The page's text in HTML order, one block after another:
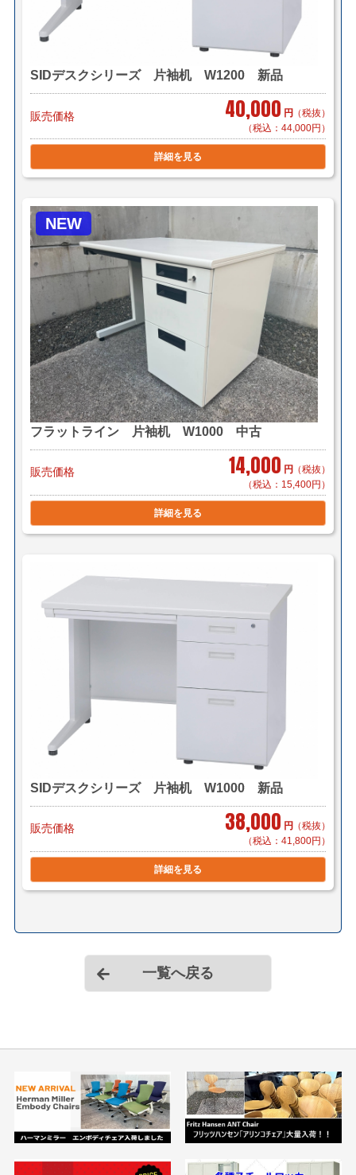
SIDデスクシリーズ 片袖机 W1200 新品
販売価格 40,000 円 （税抜）
（税込：44,000円）
詳細を見る
NEW
フラットライン 片袖机 W1000 中古
販売価格 14,000 円 （税抜）
（税込：15,400円）
詳細を見る
SIDデスクシリーズ 片袖机 W1000 新品
販売価格 38,000 円 （税抜）
（税込：41,800円）
詳細を見る
一覧へ戻る